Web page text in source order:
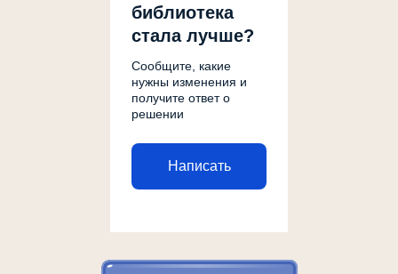
библиотека
стала лучше?
Сообщите, какие
нужны изменения и
получите ответ о
решении
Написать